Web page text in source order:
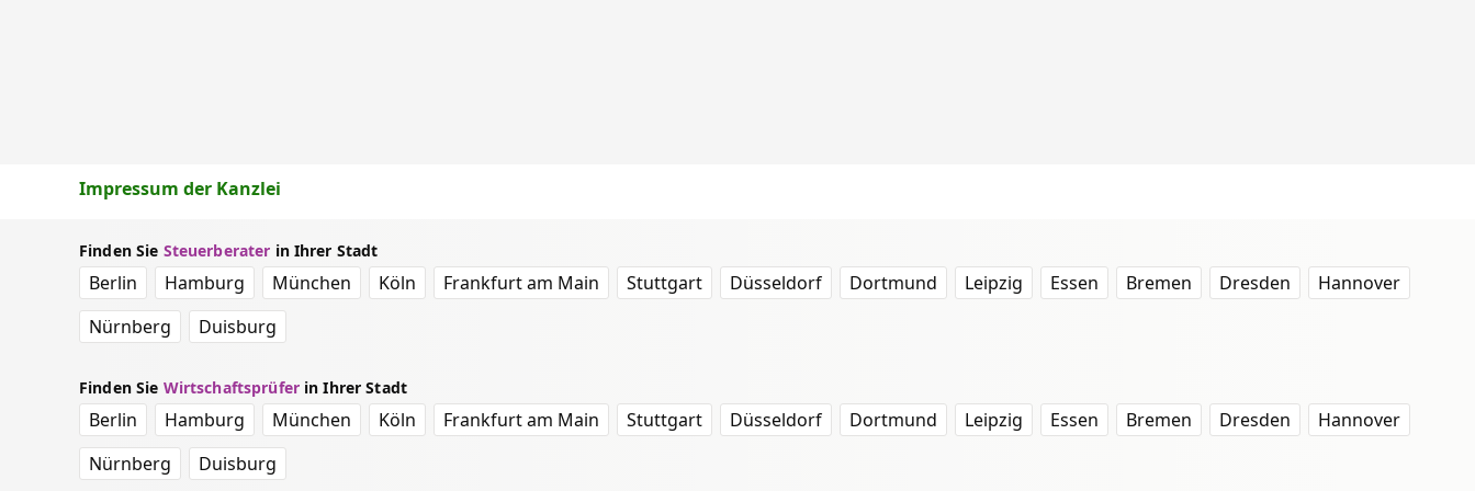
Impressum der Kanzlei
Finden Sie Steuerberater in Ihrer Stadt
Berlin Hamburg München Köln Frankfurt am Main Stuttgart Düsseldorf Dortmund Leipzig Essen Bremen Dresden
Hannover
Nürnberg
Duisburg
Finden Sie Wirtschaftsprüferin Ihrer Stadt
Berlin Hamburg München Köln Frankfurt am Main Stuttgart Düsseldorf Dortmund Leipzig Essen Bremen Dresden
Hannover
Nürnberg
Duisburg